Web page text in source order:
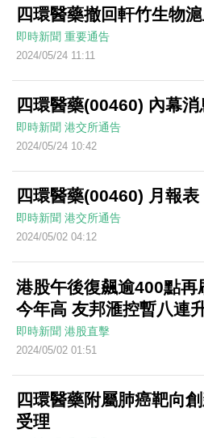
四環醫藥撤回軒竹生物
即時新聞 重要通告
2024/05/24 11:11
四環醫藥(00460) 內幕
即時新聞 港交所通告
2024/05/24 10:42
四環醫藥(00460) 月報表
即時新聞 港交所通告
2024/05/02 04:12
港股午後復飆逾400點再
今年高 友邦滙控暫八連
即時新聞 港股直擊
2024/05/02 01:51
四環醫藥附屬肺癌靶向
受理